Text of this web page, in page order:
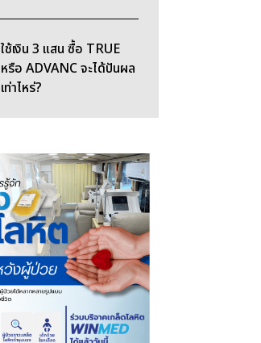
ใช้เงิน 3 แสน ซื้อ TRUE
หรือ ADVANC จะได้ปันผล
เท่าไหร่?